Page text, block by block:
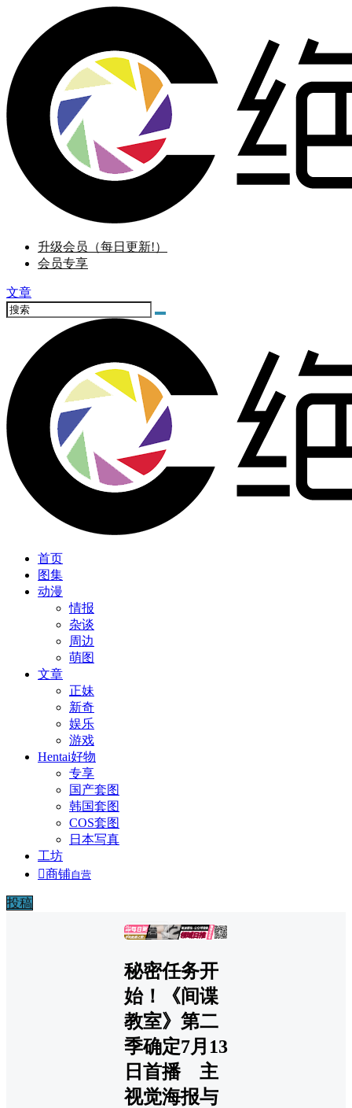
升级会员（每日更新!）
会员专享
文章
首页
图集
动漫
情报
杂谈
周边
萌图
文章
正妹
新奇
娱乐
游戏
Hentai好物
专享
国产套图
韩国套图
COS套图
日本写真
工坊
商铺自营
投稿
广告
秘密任务开
始！《间谍
教室》第二
季确定7月13
日首播 主
视觉海报与